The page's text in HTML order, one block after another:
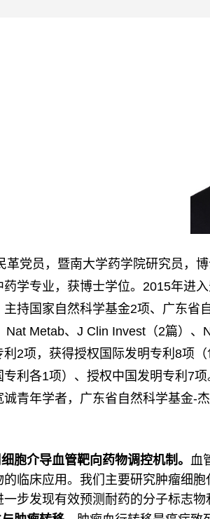
党员，暨南大学药学院研究员，博
学专业，获博士学位。 2015年进
持国家自然科学基金2项、广东省
Nat Metab、J Clin Invest （2篇）、
利 2项，获得授权国际发明专利8项（
专利各1项）、授权中国发明专利 7项
诚青年学者，广东省自然科学基金-
胞介导血管靶向药物调控机制。 血
临床应用。我们主要研究肿瘤细
步发现有效预测耐药的分子标志物